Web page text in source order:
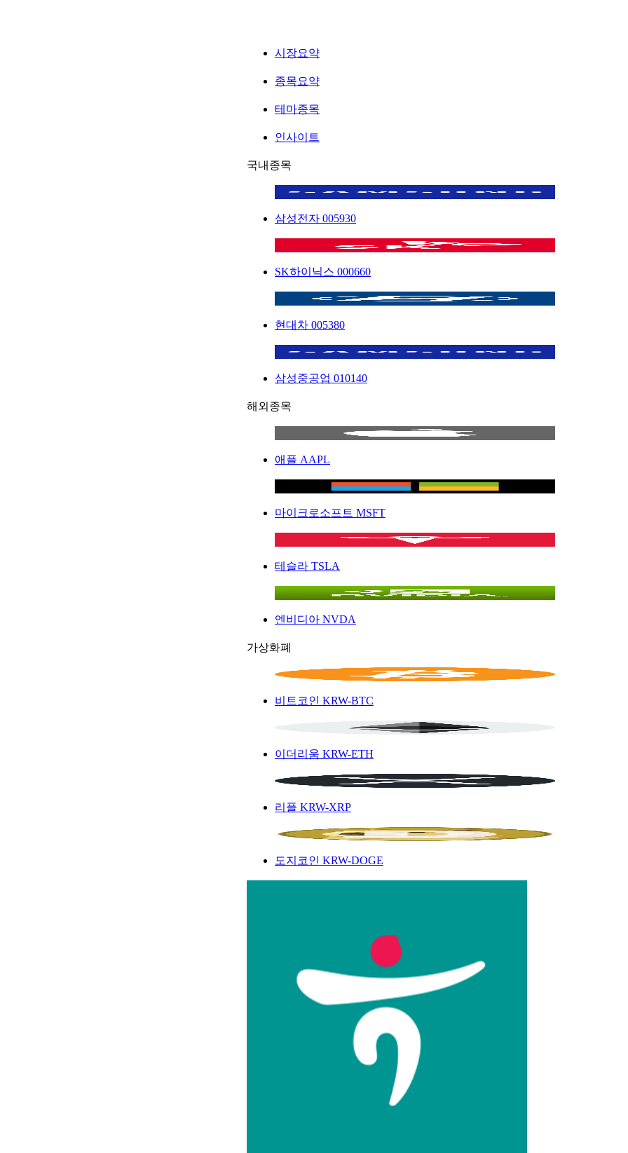
시장요약
종목요약
테마종목
인사이트
국내종목
삼성전자 005930
SK하이닉스 000660
현대차 005380
삼성중공업 010140
해외종목
애플 AAPL
마이크로소프트 MSFT
테슬라 TSLA
엔비디아 NVDA
가상화폐
비트코인 KRW-BTC
이더리움 KRW-ETH
리플 KRW-XRP
도지코인 KRW-DOGE